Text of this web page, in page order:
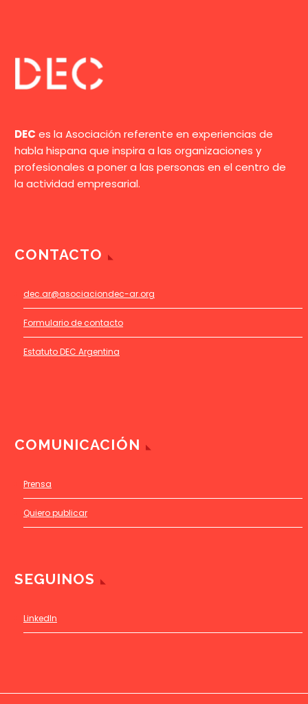
DEC es la Asociación referente en experiencias de
habla hispana que inspira a las organizaciones y
profesionales a poner a las personas en el centro de
la actividad empresarial.
CONTACTO
dec.ar@asociaciondec-ar.org
Formulario de contacto
Estatuto DEC Argentina
COMUNICACIÓN
Prensa
Quiero publicar
SEGUINOS
LinkedIn